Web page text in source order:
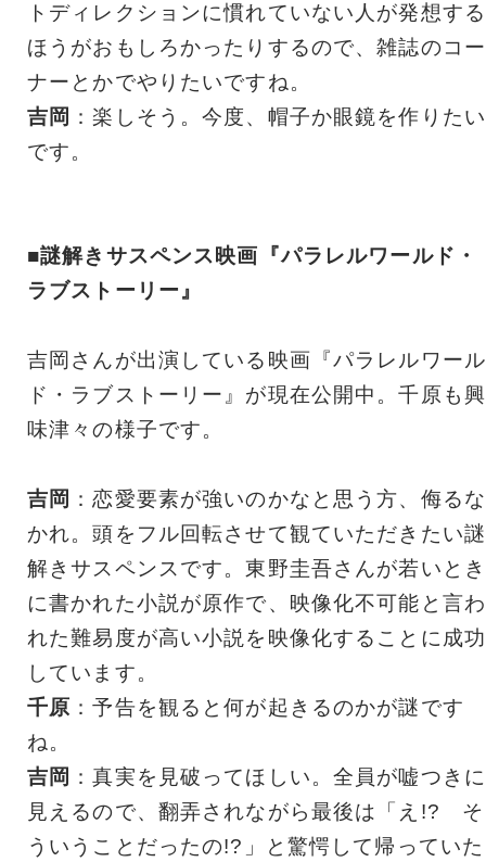
トディレクションに慣れていない人が発想する
ほうがおもしろかったりするので、雑誌のコー
ナーとかでやりたいですね。
吉岡 ：楽しそう。今度、帽子か眼鏡を作りたい
です。
■謎解きサスペンス映画『パラレルワールド・
ラブストーリー』
吉岡さんが出演している映画『パラレルワール
ド・ラブストーリー』が現在公開中。千原も興
味津々の様子です。
吉岡 ：恋愛要素が強いのかなと思う方、侮るな
かれ。頭をフル回転させて観ていただきたい謎
解きサスペンスです。東野圭吾さんが若いとき
に書かれた小説が原作で、映像化不可能と言わ
れた難易度が高い小説を映像化することに成功
しています。
千原 ：予告を観ると何が起きるのかが謎です
ね。
吉岡 ：真実を見破ってほしい。全員が嘘つきに
見えるので、翻弄されながら最後は「え!? そ
ういうことだったの!?」と驚愕して帰っていた